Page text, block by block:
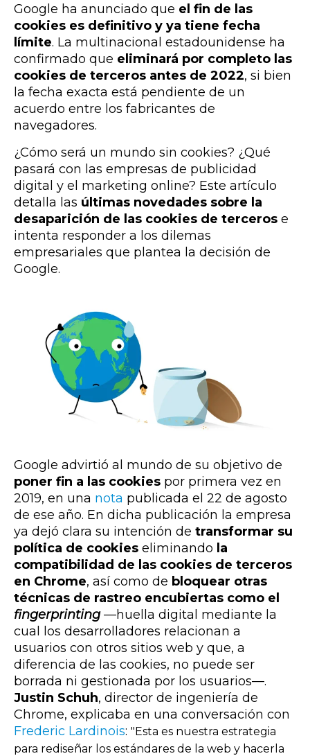
Google ha anunciado que el fin de las
cookies es definitivo y ya tiene fecha
límite. La multinacional estadounidense ha
confirmado que eliminará por completo las
cookies de terceros antes de 2022, si bien
la fecha exacta está pendiente de un
acuerdo entre los fabricantes de
navegadores.
¿Cómo será un mundo sin cookies? ¿Qué
pasará con las empresas de publicidad
digital y el marketing online? Este artículo
detalla las últimas novedades sobre la
desaparición de las cookies de terceros e
intenta responder a los dilemas
empresariales que plantea la decisión de
Google.
Google advirtió al mundo de su objetivo de
poner fin a las cookies por primera vez en
2019, en una nota publicada el 22 de agosto
de ese año. En dicha publicación la empresa
ya dejó clara su intención de transformar su
política de cookies eliminando la
compatibilidad de las cookies de terceros
en Chrome, así como de bloquear otras
técnicas de rastreo encubiertas como el
fingerprinting—huella digital mediante la
cual los desarrolladores relacionan a
usuarios con otros sitios web y que, a
diferencia de las cookies, no puede ser
borrada ni gestionada por los usuarios—.
Justin Schuh, director de ingeniería de
Chrome, explicaba en una conversación con
Frederic Lardinois: "Esta es nuestra estrategia
para rediseñar los estándares de la web y hacerla